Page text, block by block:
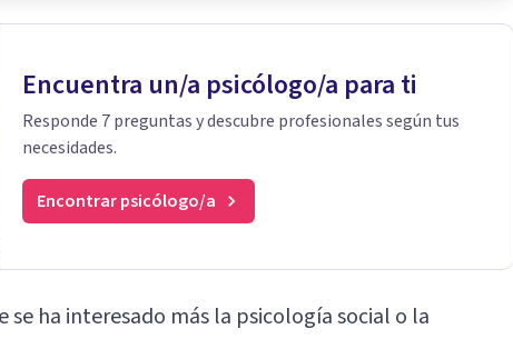
Encuentra un/a psicólogo/a para ti
Responde 7 preguntas y descubre profesionales según tus
necesidades.
Encontrar psicólogo/a
se ha interesado más la psicología social o la